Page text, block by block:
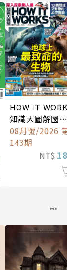
HOW IT
知識大圖解國際
中文版
08月號/2026
143期
NT$